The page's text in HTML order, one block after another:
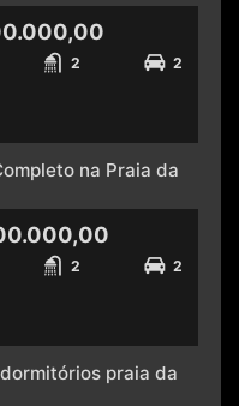
2 2
na Praia da
2 2
praia da